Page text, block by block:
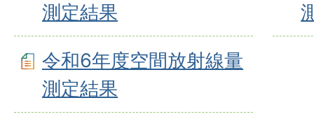
測定結果
令和6年度空間放射線量
測定結果